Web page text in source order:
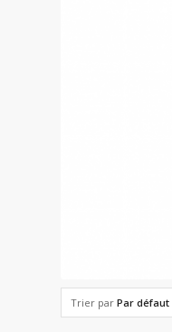
Trier par Par défaut